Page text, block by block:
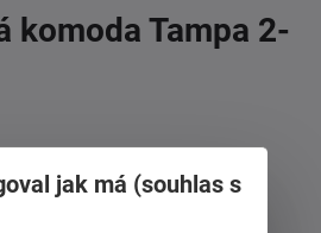
komoda Tampa 2-
jak má (souhlas s